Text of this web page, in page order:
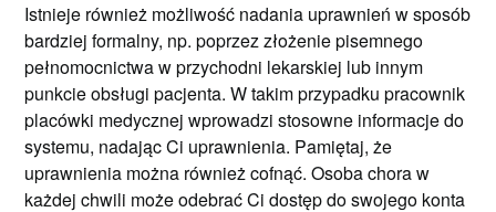
Istnieje również możliwość nadania uprawnień w sposób
bardziej formalny, np. poprzez złożenie pisemnego
pełnomocnictwa w przychodni lekarskiej lub innym
punkcie obsługi pacjenta. W takim przypadku pracownik
placówki medycznej wprowadzi stosowne informacje do
systemu, nadając Ci uprawnienia. Pamiętaj, że
uprawnienia można również cofnąć. Osoba chora w
każdej chwili może odebrać Ci dostęp do swojego konta